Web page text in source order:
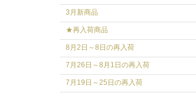
3月新商品
★再入荷商品
8月2日～8日の再入荷
7月26日～8月1日の再入荷
7月19日～25日の再入荷